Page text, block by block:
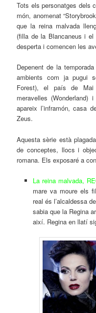
Tots els personatges dels
món, anomenat
que la reina malvada
(filla de la Blancaneus i el
desperta i comencen les
Depenent de la
ambients com ja pugui
Forest), el país de
meravelles (Wonderland)
apareix l’inframón, casa
Zeus.
Aquesta sèrie està
de conceptes, llocs i
romana. Els exposaré a
La reina malvada,
mare va moure els
real és l’alcaldessa
sabia que la Regina
així. Regina en llatí